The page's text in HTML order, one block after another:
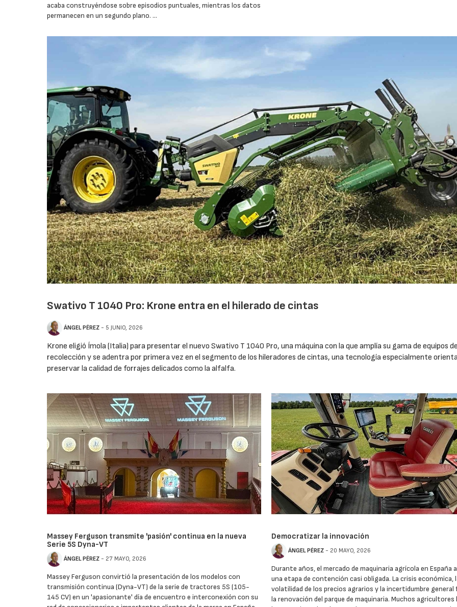
acaba construyéndose sobre episodios puntuales, mientras los datos
permanecen en un segundo plano. …
Swativo T 1040 Pro: Krone entra en el hilerado de cintas
ÁNGEL PÉREZ - 5 JUNIO, 2026
Krone eligió Ímola (Italia) para presentar el nuevo Swativo T 1040 Pro, una máquina con la que amplía su gama de equipos
recolección y se adentra por primera vez en el segmento de los hileradores de cintas, una tecnología especialmente
preservar la calidad de forrajes delicados como la alfalfa.
Massey Ferguson transmite 'pasión' continua en la nueva
Serie 5S Dyna-VT
ÁNGEL PÉREZ - 27 MAYO, 2026
Massey Ferguson convirtió la presentación de los modelos con
transmisión continua (Dyna-VT) de la serie de tractores 5S (105-
145 CV) en un 'apasionante' día de encuentro e interconexión con su
Democratizar la innovación
ÁNGEL PÉREZ - 20 MAYO, 2026
Durante años, el mercado de maquinaria agrícola en España
una etapa de contención casi obligada. La crisis económica,
volatilidad de los precios agrarios y la incertidumbre general
la renovación del parque de maquinaria. Muchos